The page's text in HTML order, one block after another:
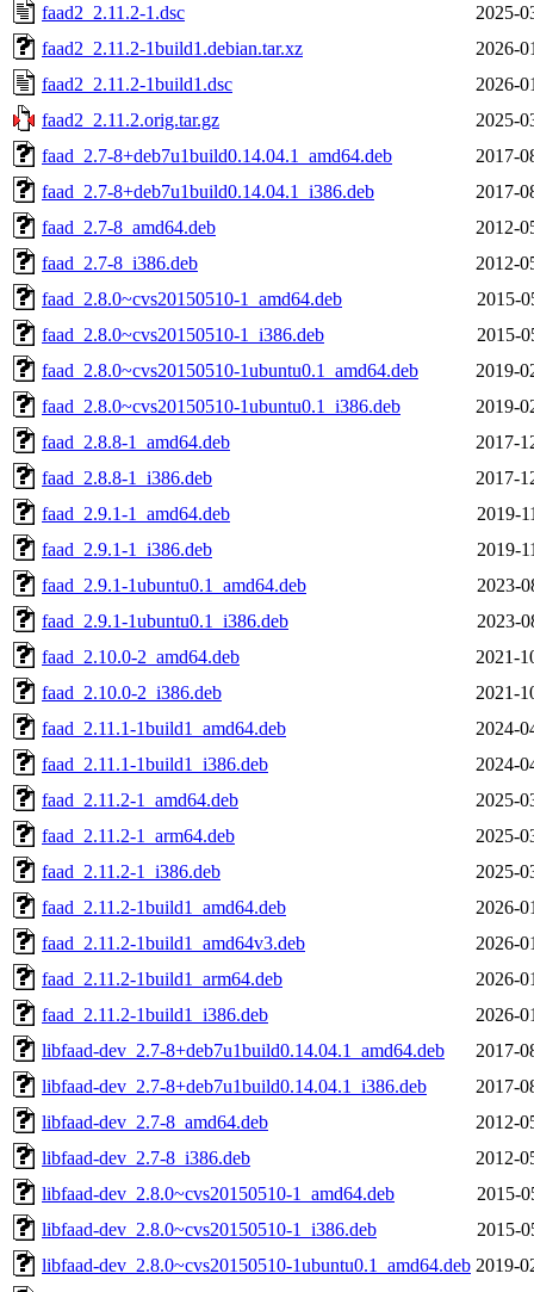
faad2_2.11.2-1.dsc
2025-
faad2_2.11.2-1build1.debian.tar.xz
2026-
faad2_2.11.2-1build1.dsc
2026-
faad2_2.11.2.orig.tar.gz
2025-
faad_2.7-8+deb7u1build0.14.04.1_amd64.deb
2017-
faad_2.7-8+deb7u1build0.14.04.1_i386.deb
2017-
faad_2.7-8_amd64.deb
2012-
faad_2.7-8_i386.deb
2012-
faad_2.8.0~cvs20150510-1_amd64.deb
2015-
faad_2.8.0~cvs20150510-1_i386.deb
2015-
faad_2.8.0~cvs20150510-1ubuntu0.1_amd64.deb
2019-
faad_2.8.0~cvs20150510-1ubuntu0.1_i386.deb
2019-
faad_2.8.8-1_amd64.deb
2017-
faad_2.8.8-1_i386.deb
2017-
faad_2.9.1-1_amd64.deb
2019-
faad_2.9.1-1_i386.deb
2019-
faad_2.9.1-1ubuntu0.1_amd64.deb
2023-
faad_2.9.1-1ubuntu0.1_i386.deb
2023-
faad_2.10.0-2_amd64.deb
2021-
faad_2.10.0-2_i386.deb
2021-
faad_2.11.1-1build1_amd64.deb
2024-
faad_2.11.1-1build1_i386.deb
2024-
faad_2.11.2-1_amd64.deb
2025-
faad_2.11.2-1_arm64.deb
2025-
faad_2.11.2-1_i386.deb
2025-
faad_2.11.2-1build1_amd64.deb
2026-
faad_2.11.2-1build1_amd64v3.deb
2026-
faad_2.11.2-1build1_arm64.deb
2026-
faad_2.11.2-1build1_i386.deb
2026-
libfaad-dev_2.7-8+deb7u1build0.14.04.1_amd64.deb
2017-
libfaad-dev_2.7-8+deb7u1build0.14.04.1_i386.deb
2017-
libfaad-dev_2.7-8_amd64.deb
2012-
libfaad-dev_2.7-8_i386.deb
2012-
libfaad-dev_2.8.0~cvs20150510-1_amd64.deb
2015-
libfaad-dev_2.8.0~cvs20150510-1_i386.deb
2015-
libfaad-dev_2.8.0~cvs20150510-1ubuntu0.1_amd64.deb 2019-